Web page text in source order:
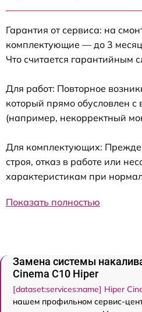
Гарантия от сервиса: на
комплектующие — до 3
Что считается гарантийным
Для работ: Повторное
который прямо обусловлен
(например, некорректный
Для комплектующих:
строя, отказ в работе или
характеристикам при
Показать полностью
Замена системы
Cinema C10 Hiper
[dataset:services:name] Hiper
нашем профильном сервис-